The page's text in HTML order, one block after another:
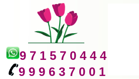
9 7 1 5 7 0 4 4 4
9 9 9 6 3 7 0 0 1